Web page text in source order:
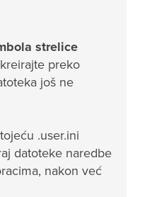
strelice
preko
još ne
.user.ini
datoteke naredbe
nakon već